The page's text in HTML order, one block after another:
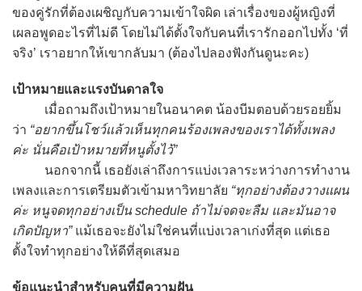
ของคู่รักที่ต้องเผชิญกับความเข้าใจผิด เล่าเรื่องของผู้หญิงที่
เผลอพูดอะไรที่ไม่ดี โดยไม่ได้ตั้งใจกับคนที่เรารักออกไปทั้ง ‘ที่
จริง’ เราอยากให้เขากลับมา (ต้องไปลองฟังกันดูนะคะ)
เป้าหมายและแรงบันดาลใจ
เมื่อถามถึงเป้าหมายในอนาคต น้องบีมตอบด้วยรอยยิ้ม
ว่า “อยากขึ้นโชว์แล้วเห็นทุกคนร้องเพลงของเราได้ทั้งเพลง
ค่ะ นั่นคือเป้าหมายที่หนูตั้งไว้”
นอกจากนี้ เธอยังเล่าถึงการแบ่งเวลาระหว่างการทำงาน
เพลงและการเตรียมตัวเข้ามหาวิทยาลัย “ทุกอย่างต้องวางแผน
ค่ะ หนูจดทุกอย่างเป็น schedule ถ้าไม่จดจะลืม และมันอาจ
เกิดปัญหา”แม้เธอจะยังไม่ใช่คนที่แบ่งเวลาเก่งที่สุด แต่เธอ
ตั้งใจทำทุกอย่างให้ดีที่สุดเสมอ
ข้อแนะนำสำหรับคนที่มีความฝัน